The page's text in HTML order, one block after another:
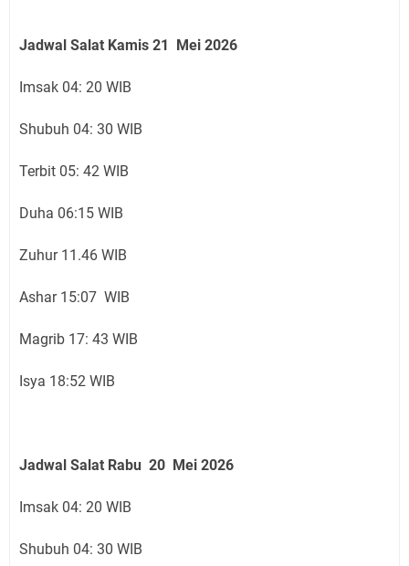
Jadwal Salat Kamis 21 Mei 2026
Imsak 04: 20 WIB
Shubuh 04: 30 WIB
Terbit 05: 42 WIB
Duha 06:15 WIB
Zuhur 11.46 WIB
Ashar 15:07 WIB
Magrib 17: 43 WIB
Isya 18:52 WIB
Jadwal Salat Rabu 20 Mei 2026
Imsak 04: 20 WIB
Shubuh 04: 30 WIB